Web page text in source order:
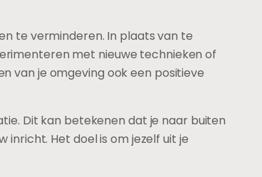
te verminderen. In plaats van te
met nieuwe technieken of
van je omgeving ook een positieve
Dit kan betekenen dat je naar buiten
inricht. Het doel is om jezelf uit je